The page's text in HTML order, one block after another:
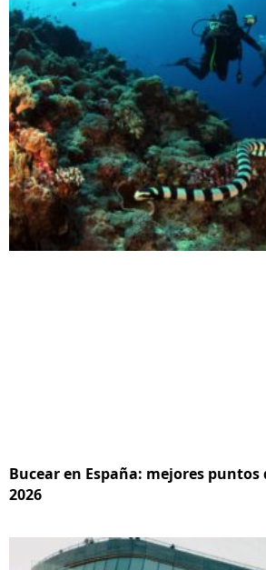
Bucear en España: mejores
2026